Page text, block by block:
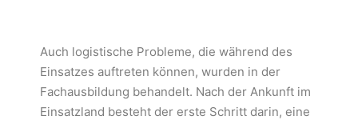
Auch logistische Probleme, die während des
Einsatzes auftreten können, wurden in der
Fachausbildung behandelt. Nach der Ankunft im
Einsatzland besteht der erste Schritt darin, eine